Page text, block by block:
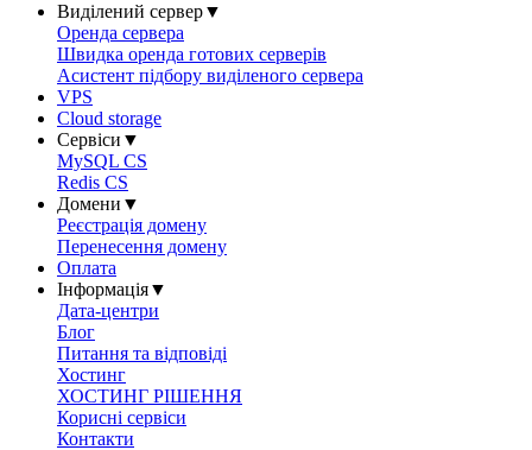
Виділений сервер▼
Оренда сервера
Швидка оренда готових серверів
Асистент підбору виділеного сервера
VPS
Cloud storage
Сервіси ▼
MySQL CS
Redis CS
Домени ▼
Реєстрація домену
Перенесення домену
Оплата
Інформація▼
Дата-центри
Блог
Питання та відповіді
Хостинг
ХОСТИНГ РІШЕННЯ
Корисні сервіси
Контакти